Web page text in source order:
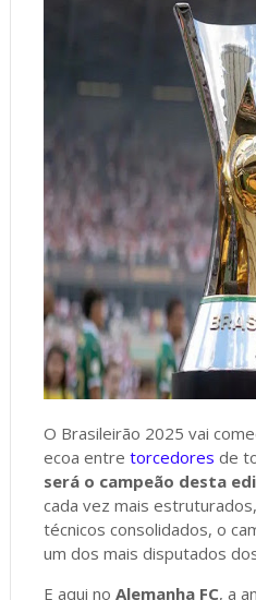
O Brasileirão 2025 vai
ecoa entre torcedores de
será o campeão desta
cada vez mais
técnicos consolidados, o
um dos mais disputados
E aqui no Alemanha FC, a